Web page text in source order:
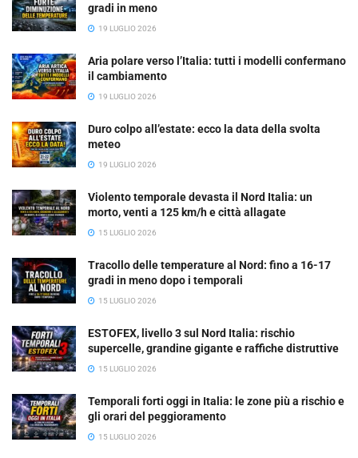
gradi in meno
19 LUGLIO 2026
Aria polare verso l’Italia: tutti i modelli confermano
il cambiamento
19 LUGLIO 2026
Duro colpo all’estate: ecco la data della svolta
meteo
19 LUGLIO 2026
Violento temporale devasta il Nord Italia: un
morto, venti a 125 km/h e città allagate
15 LUGLIO 2026
Tracollo delle temperature al Nord: fino a 16-17
gradi in meno dopo i temporali
15 LUGLIO 2026
ESTOFEX, livello 3 sul Nord Italia: rischio
supercelle, grandine gigante e raffiche distruttive
15 LUGLIO 2026
Temporali forti oggi in Italia: le zone più a rischio e
gli orari del peggioramento
15 LUGLIO 2026